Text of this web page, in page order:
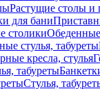
Растущие столы и
для бани
столики
стулья, табуреты
кресла, стулья
табуреты
Стулья,